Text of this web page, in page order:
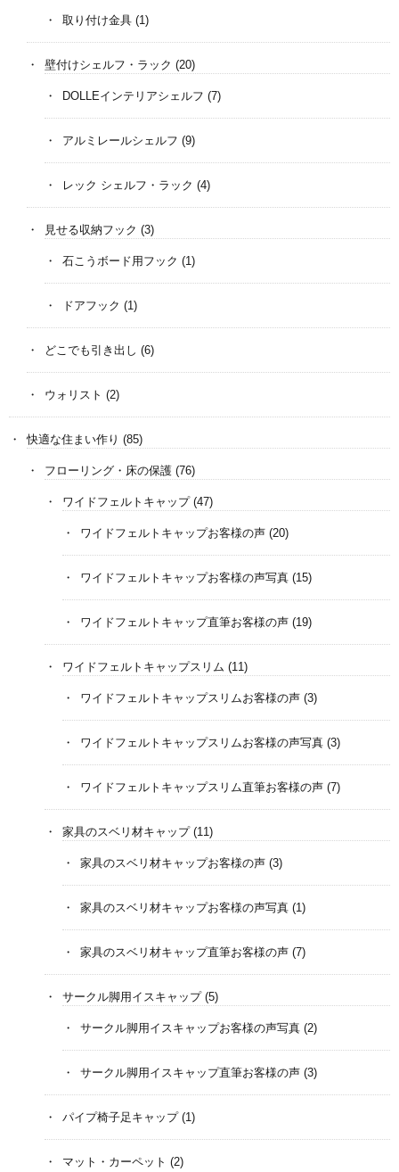
取り付け金具 (1)
壁付けシェルフ・ラック (20)
DOLLEインテリアシェルフ (7)
アルミレールシェルフ (9)
レック シェルフ・ラック (4)
見せる収納フック (3)
石こうボード用フック (1)
ドアフック (1)
どこでも引き出し (6)
ウォリスト (2)
快適な住まい作り (85)
フローリング・床の保護 (76)
ワイドフェルトキャップ(47)
ワイドフェルトキャップお客様の声 (20)
ワイドフェルトキャップお客様の声写真 (15)
ワイドフェルトキャップ直筆お客様の声 (19)
ワイドフェルトキャップスリム (11)
ワイドフェルトキャップスリムお客様の声 (3)
ワイドフェルトキャップスリムお客様の声写真 (3)
ワイドフェルトキャップスリム直筆お客様の声 (7)
家具のスベリ材キャップ(11)
家具のスベリ材キャップお客様の声 (3)
家具のスベリ材キャップお客様の声写真 (1)
家具のスベリ材キャップ直筆お客様の声 (7)
サークル脚用イスキャップ(5)
サークル脚用イスキャップお客様の声写真 (2)
サークル脚用イスキャップ直筆お客様の声 (3)
パイプ椅子足キャップ(1)
マット・カーペット (2)